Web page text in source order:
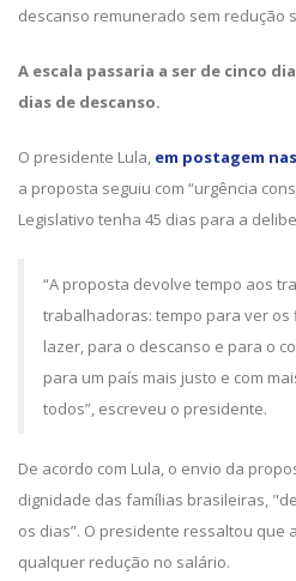
descanso remunerado sem redução
A escala passaria a ser de cinco
dias de descanso.
O presidente Lula, em postagem
a proposta seguiu com “urgência
Legislativo tenha 45 dias para a
“A proposta devolve tempo aos
trabalhadoras: tempo para ver os
lazer, para o descanso e para o
para um país mais justo e com
todos”, escreveu o presidente.
De acordo com Lula, o envio da
dignidade das famílias brasileiras,
os dias”. O presidente ressaltou que
qualquer redução no salário.